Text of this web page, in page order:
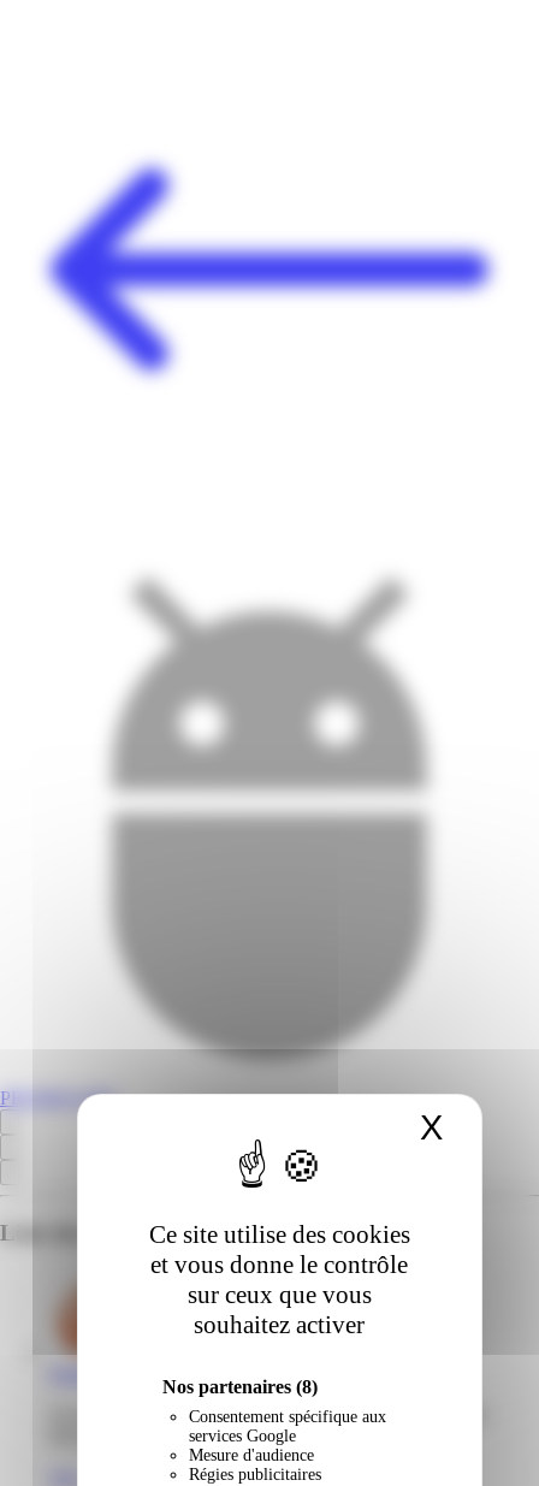
Ce site utilise des cookies
et vous donne le contrôle
sur ceux que vous
souhaitez activer
Nos partenaires (8)
Consentement spécifique aux
services Google
Mesure d'audience
Régies publicitaires
X
PROMOS.MQ
Liste des emplacements pour ce prospectus
Nature & Découvertes | Mangles | Le Lamentin
Zone industrielle les Mangles Acajou 97232 Le Lamentin